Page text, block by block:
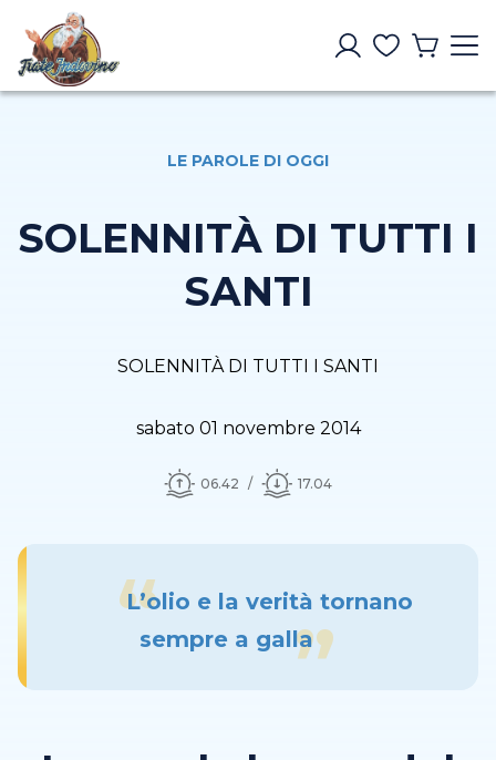
LE PAROLE DI OGGI
SOLENNITÀ DI TUTTI I
SANTI
SOLENNITÀ DI TUTTI I SANTI
sabato 01 novembre 2014
06.42 17.04
L’olio e la verità tornano
sempre a galla